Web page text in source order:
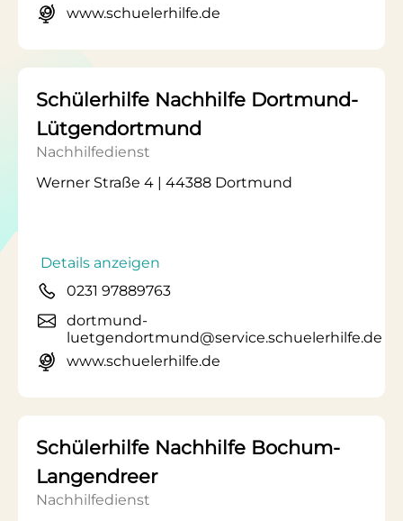
www.schuelerhilfe.de
Schülerhilfe Nachhilfe Dortmund-
Lütgendortmund
Nachhilfedienst
Werner Straße 4 | 44388 Dortmund
Details anzeigen
0231 97889763
dortmund-
luetgendortmund@service.schuelerhilfe.de
www.schuelerhilfe.de
Schülerhilfe Nachhilfe Bochum-
Langendreer
Nachhilfedienst